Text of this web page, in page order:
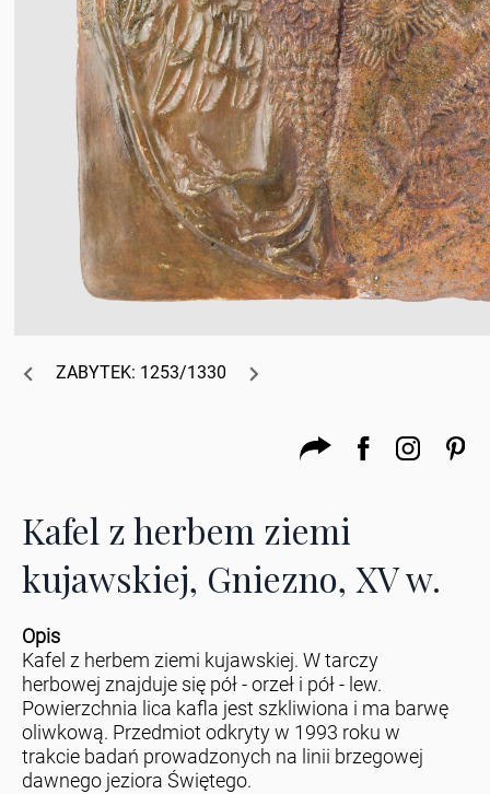
ZABYTEK: 1253/1330
Kafel z herbem ziemi
kujawskiej, Gniezno, XV w.
Opis
Kafel z herbem ziemi kujawskiej. W tarczy
herbowej znajduje się pół - orzeł i pół - lew.
Powierzchnia lica kafla jest szkliwiona i ma barwę
oliwkową. Przedmiot odkryty w 1993 roku w
trakcie badań prowadzonych na linii brzegowej
dawnego jeziora Świętego.